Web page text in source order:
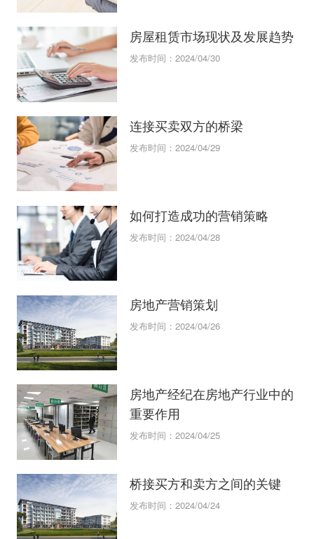
房屋租赁市场现状及发展趋势
发布时间：2024/04/30
连接买卖双方的桥梁
发布时间：2024/04/29
如何打造成功的营销策略
发布时间：2024/04/28
房地产营销策划
发布时间：2024/04/26
房地产经纪在房地产行业中的
重要作用
发布时间：2024/04/25
桥接买方和卖方之间的关键
发布时间：2024/04/24